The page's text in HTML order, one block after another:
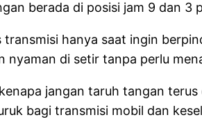
berada di posisi jam 9 dan
transmisi hanya saat ingin
nyaman di setir tanpa perlu
jangan taruh tangan
bagi transmisi mobil dan